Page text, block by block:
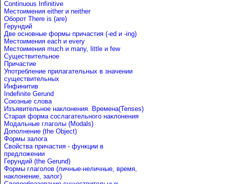
Continuous Infinitive
Местоимения either и neither
Оборот There is (are)
Герундий
Две основные формы причастия (-ed и -ing)
Местоимения each и every
Местоимения much и many, little и few
Существительное
Причастие
Употребление прилагательных в значении
существительных
Инфинитив
Indefinite Gerund
Союзные слова
Изъявительное наклонения. Времена(Tenses)
Старая форма сослагательного наклонения
Модальные глаголы (Modals)
Дополнение (the Object)
Формы залога
Свойства причастия - функции в
предложении
Герундий (the Gerund)
Формы глаголов (личные-неличные, время,
наклонение, залог)